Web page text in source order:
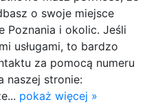
o swoje miejsce
Poznania i okolic. Jeśli
usługami, to bardzo
za pomocą numeru
naszej stronie:
pokaż więcej »